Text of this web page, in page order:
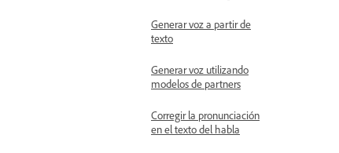
Generar voz a partir de
texto
Generar voz utilizando
modelos de partners
Corregir la pronunciación
en el texto del habla